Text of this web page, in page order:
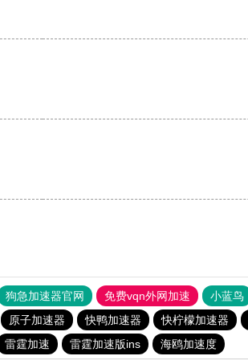
狗急加速器官网 免费vqn外网加速 小蓝鸟
原子加速器 快鸭加速器 快柠檬加速器
雷霆加速 雷霆加速版ins 海鸥加速度